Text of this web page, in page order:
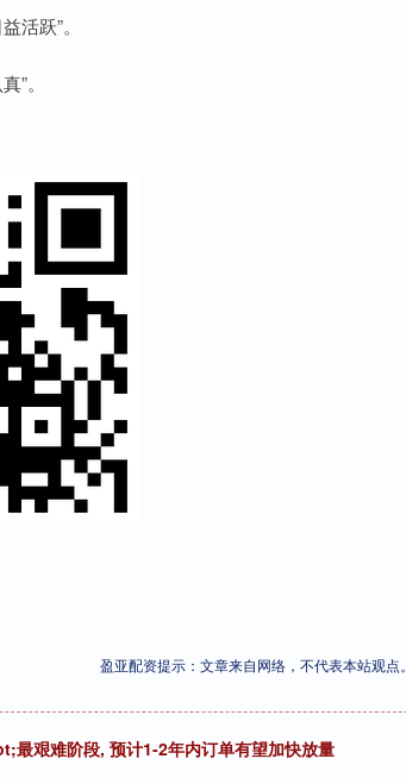
跃”。
”。
盈亚配资提示：文章来自网络，不代表本站观点。
艰难阶段, 预计1-2年内订单有望加快放量